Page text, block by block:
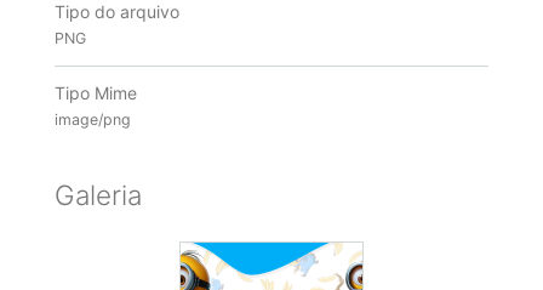
Tipo do arquivo
PNG
Tipo Mime
image/png
Galeria